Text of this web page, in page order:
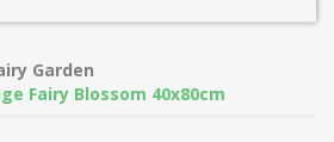
Garden
Fairy Blossom 40x80cm